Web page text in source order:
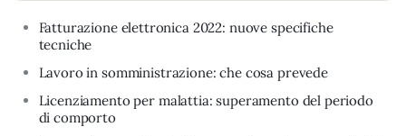
Fatturazione elettronica 2022: nuove specifiche
tecniche
Lavoro in somministrazione: che cosa prevede
Licenziamento per malattia: superamento del periodo
di comporto